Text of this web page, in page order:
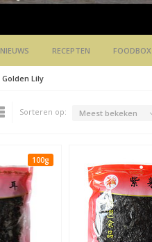
NIEUWS RECEPTEN FOODBOX
Golden Lily
Sorteren op: Meest bekeken
100g